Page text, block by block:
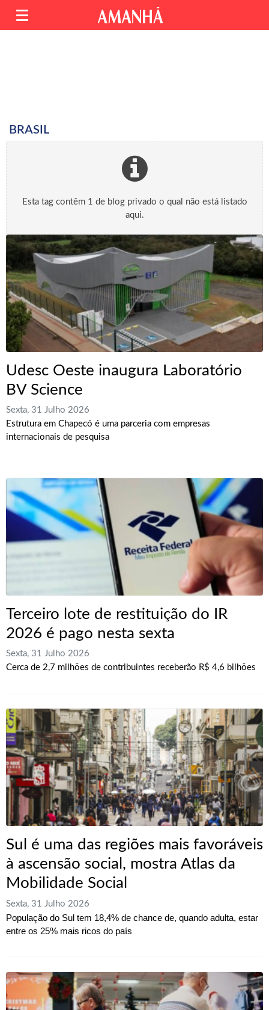
BRASIL
Esta tag contêm 1 de blog privado o qual não está listado
aqui.
Udesc Oeste inaugura Laboratório
BV Science
Sexta, 31 Julho 2026
Estrutura em Chapecó é uma parceria com empresas
internacionais de pesquisa
Terceiro lote de restituição do IR
2026 é pago nesta sexta
Sexta, 31 Julho 2026
Cerca de 2,7 milhões de contribuintes receberão R$ 4,6 bilhões
Sul é uma das regiões mais favoráveis
à ascensão social, mostra Atlas da
Mobilidade Social
Sexta, 31 Julho 2026
População do Sul tem 18,4% de chance de, quando adulta, estar
entre os 25% mais ricos do país